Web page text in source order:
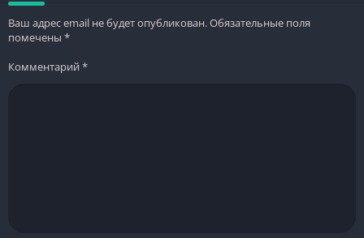
Ваш адрес email не будет опубликован.Обязательные поля
помечены *
Комментарий*